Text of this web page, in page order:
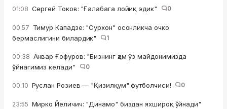
01:08 Сергей Токов: "Ғалабага лойиқ эдик" 0
00:57 Тимур Кападзе: "Сурхон" осонликча очко
бермаслигини билардик"
1
00:38 Анвар Ғофуров: "Бизнинг ҳам ўз майдонимизда
ўйнагимиз келади"
0
00:10 Руслан Розиев — "Қизилқум" футболчиси! 0
23:55 Мирко Йеличич: "Динамо" биздан яхшироқ ўйнади"